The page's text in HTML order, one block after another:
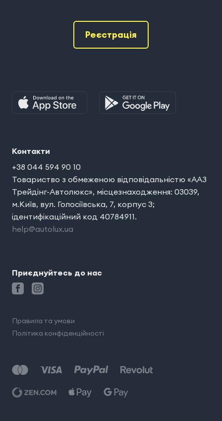
Реєстрація
Контакти
+38 044 594 90 10
Товариство з обмеженою відповідальністю «ААЗ
Трейдінг-Автолюкс», місцезнаходження: 03039,
м.Київ, вул. Голосіївська, 7, корпус 3;
ідентифікаційний код 40784911.
help@autolux.ua
Приєднуйтесь до нас
Правила та умови
Політика конфіденційності